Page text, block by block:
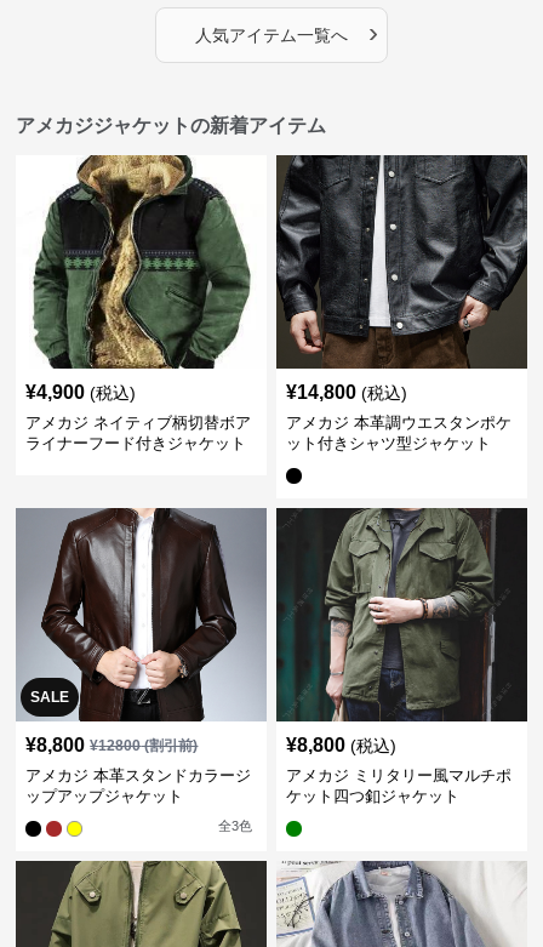
人気アイテム一覧へ ›
アメカジジャケットの新着アイテム
¥4,900 (税込)
アメカジ ネイティブ柄切替ボア
ライナーフード付きジャケット
¥14,800 (税込)
アメカジ 本革調ウエスタンポケ
ット付きシャツ型ジャケット
SALE
¥8,800 ¥12800(割引前)
アメカジ 本革スタンドカラージ
ップアップジャケット
全3色
¥8,800 (税込)
アメカジ ミリタリー風マルチポ
ケット四つ釦ジャケット